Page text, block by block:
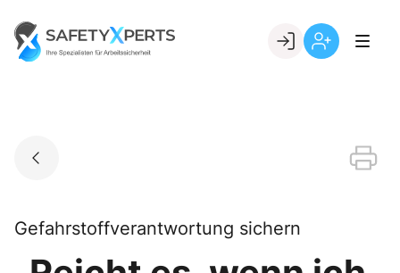
content
Go to landing page.
Gefahrstoffverantwortung sichern